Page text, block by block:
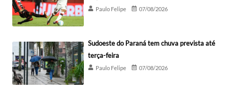
Paulo Felipe 07/08/2026
Sudoeste do Paraná tem chuva prevista até
terça-feira
Paulo Felipe 07/08/2026